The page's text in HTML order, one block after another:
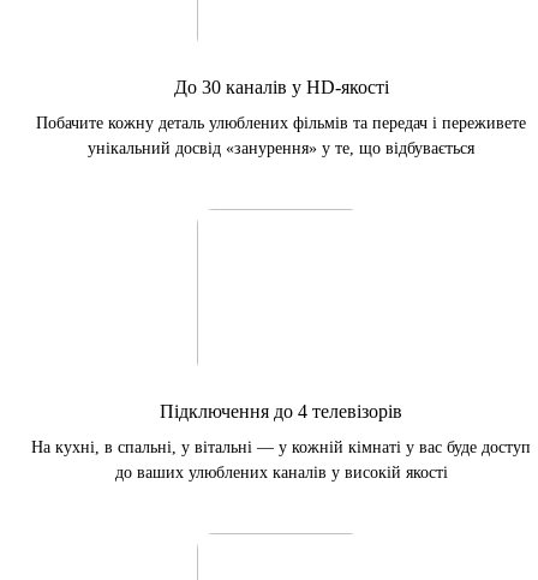
До 30 каналів у HD-якості
Побачите кожну деталь улюблених фільмів та передач і переживете
унікальний досвід «занурення» у те, що відбувається
Підключення до 4 телевізорів
На кухні, в спальні, у вітальні — у кожній кімнаті у вас буде доступ
до ваших улюблених каналів у високій якості